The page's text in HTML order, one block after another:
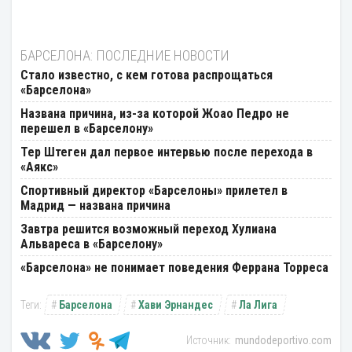
БАРСЕЛОНА: ПОСЛЕДНИЕ НОВОСТИ
Стало известно, с кем готова распрощаться
«Барселона»
Названа причина, из-за которой Жоао Педро не
перешел в «Барселону»
Тер Штеген дал первое интервью после перехода в
«Аякс»
Спортивный директор «Барселоны» прилетел в
Мадрид — названа причина
Завтра решится возможный переход Хулиана
Альвареса в «Барселону»
«Барселона» не понимает поведения Феррана Торреса
Барселона Хави Эрнандес Ла Лига
mundodeportivo.com